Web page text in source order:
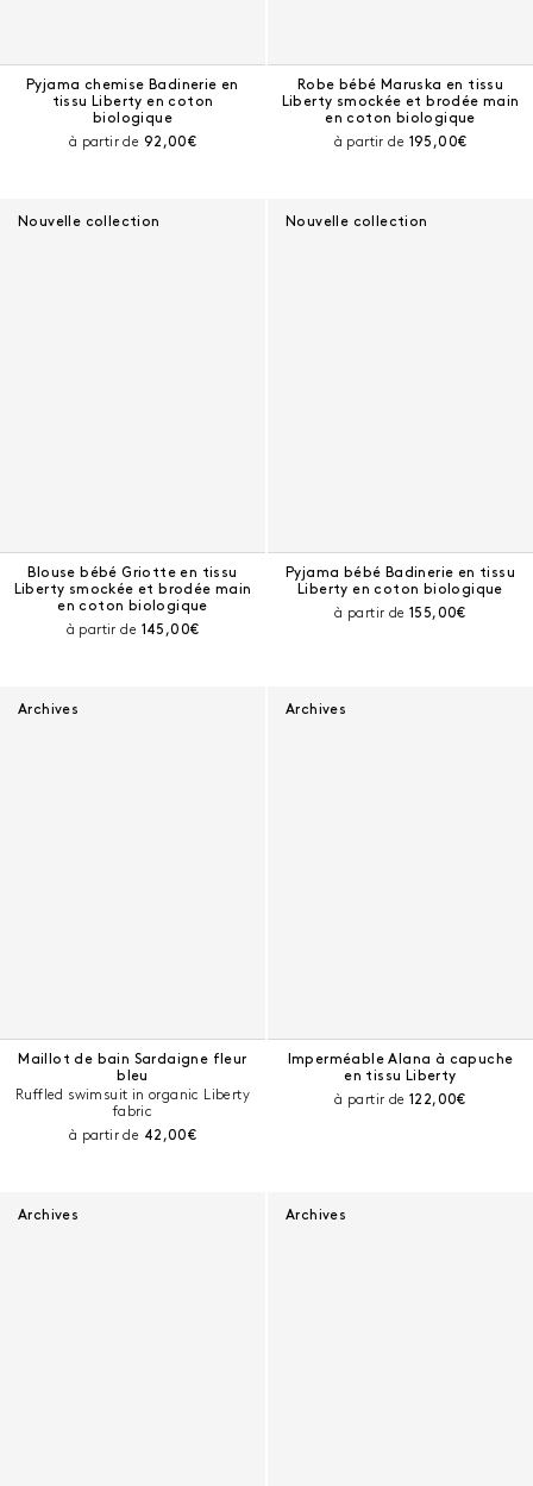
Pyjama chemise Badinerie en
tissu Liberty en coton
biologique
à partir de Prix courant :
92,00€
Robe bébé Maruska en tissu
Liberty smockée et brodée main
en coton biologique
à partir de Prix courant :
195,00€
Nouvelle collection
Blouse bébé Griotte en tissu
Liberty smockée et brodée main
en coton biologique
à partir de Prix courant :
145,00€
Nouvelle collection
Pyjama bébé Badinerie en tissu
Liberty en coton biologique
à partir de Prix courant :
155,00€
Archives
Maillot de bain Sardaigne fleur
bleu
Ruffled swimsuit in organic Liberty
fabric
à partir de Prix courant :
42,00€
Archives
Imperméable Alana à capuche
en tissu Liberty
à partir de Prix courant :
122,00€
Archives Archives